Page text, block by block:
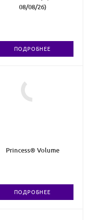
08/08/26)
ПОДРОБНЕЕ
Princess® Volume
ПОДРОБНЕЕ